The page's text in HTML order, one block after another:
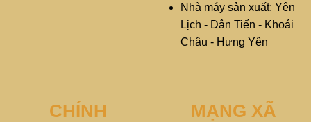
Nhà máy sản xuất: Yên
Lịch - Dân Tiến - Khoái
Châu - Hưng Yên
CHÍNH
MẠNG XÃ